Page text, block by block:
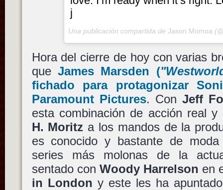
j
Una publicación compartida deJason Momoa
Hora del cierre de hoy con varias
que James Marsden (
fichado para protagonizar
Paramount Pictures. Con Jeff
esta combinación de acción real
H. Moritz a los mandos de la
es conocido y bastante de
series más molonas de la
sentado con Woody Harrelson en
in London y este les ha